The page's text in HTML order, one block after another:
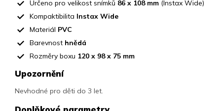
Určeno pro velikost snímků 86 x 108 mm (Instax Wide)
Kompaktibilita Instax Wide
Materiál PVC
Barevnost hnědá
Rozměry boxu 120 x 98 x 75 mm
Upozornění
Nevhodné pro děti do 3 let.